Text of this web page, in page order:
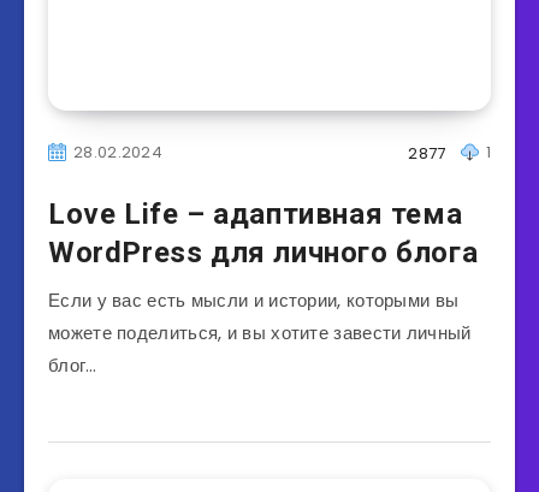
28.02.2024 1
2877
Love Life – адаптивная тема
WordPress для личного блога
Если у вас есть мысли и истории, которыми вы
можете поделиться, и вы хотите завести личный
блог…